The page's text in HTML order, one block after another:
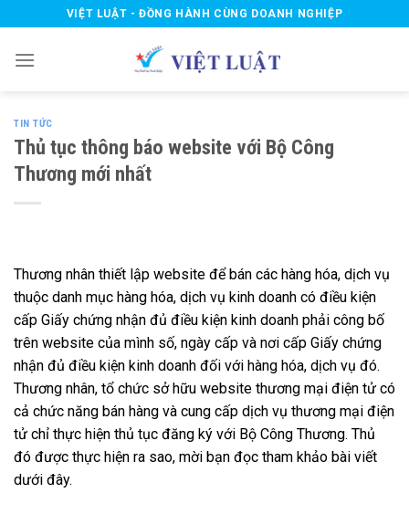
to
content
VIỆT LUẬT - ĐỒNG HÀNH CÙNG DOANH NGHIỆP
TIN TỨC
Thủ tục thông báo website với Bộ Công
Thương mới nhất
Thương nhân thiết lập website để bán các hàng hóa, dịch vụ
thuộc danh mục hàng hóa, dịch vụ kinh doanh có điều kiện
cấp Giấy chứng nhận đủ điều kiện kinh doanh phải công bố
trên website của mình số, ngày cấp và nơi cấp Giấy chứng
nhận đủ điều kiện kinh doanh đối với hàng hóa, dịch vụ đó.
Thương nhân, tổ chức sở hữu website thương mại điện tử có
cả chức năng bán hàng và cung cấp dịch vụ thương mại điện
tử chỉ thực hiện thủ tục đăng ký với Bộ Công Thương. Thủ
đó được thực hiện ra sao, mời bạn đọc tham khảo bài viết
dưới đây.